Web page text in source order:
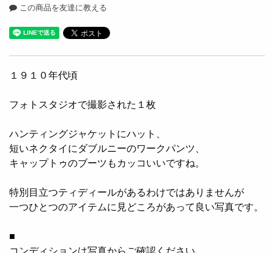
この商品を友達に教える
１９１０年代頃
フォトスタジオで撮影された１枚
ハンティングジャケットにハット、
短いネクタイにダブルニーのワークパンツ、
キャップトゥのブーツもカッコいいですね。
特別目立つティディールがあるわけではありませんが
一つひとつのアイテムに見どころがあって良い写真です。
■
コンディションは写真からご確認ください。